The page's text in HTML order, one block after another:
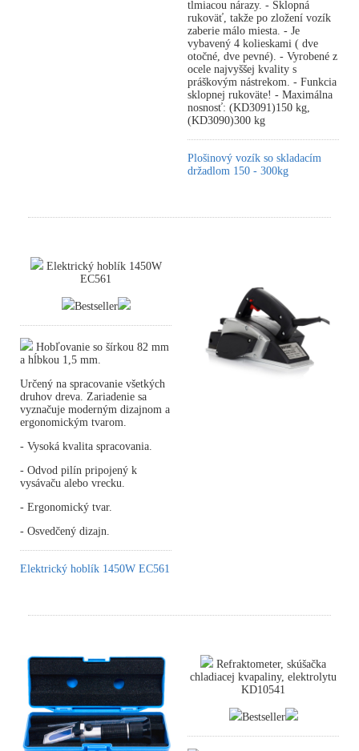
tlmiacou nárazy. - Sklopná
rukoväť, takže po zložení vozík
zaberie málo miesta. - Je
vybavený 4 kolieskami ( dve
otočné, dve pevné). - Vyrobené z
ocele najvyššej kvality s
práškovým nástrekom. - Funkcia
sklopnej rukoväte! - Maximálna
nosnosť: (KD3091)150 kg,
(KD3090)300 kg
Plošinový vozík so skladacím
držadlom 150 - 300kg
Elektrický hoblík 1450W
EC561
Bestseller
Hobľovanie so šírkou 82 mm
a hĺbkou 1,5 mm.
Určený na spracovanie všetkých
druhov dreva. Zariadenie sa
vyznačuje moderným dizajnom a
ergonomickým tvarom.
- Vysoká kvalita spracovania.
- Odvod pilín pripojený k
vysávaču alebo vrecku.
- Ergonomický tvar.
- Osvedčený dizajn.
Elektrický hoblík 1450W EC561
Refraktometer, skúšačka
chladiacej kvapaliny, elektrolytu
KD10541
Bestseller